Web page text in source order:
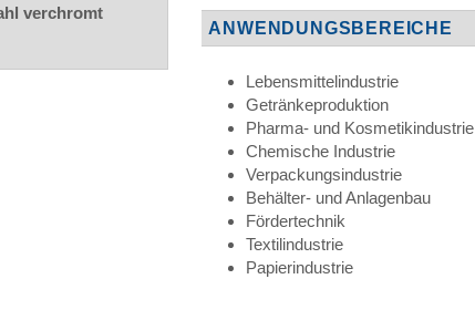
verchromt
ANWENDUNGSBEREICHE
Lebensmittelindustrie
Getränkeproduktion
Pharma- und Kosmetikindustrie
Chemische Industrie
Verpackungsindustrie
Behälter- und Anlagenbau
Fördertechnik
Textilindustrie
Papierindustrie